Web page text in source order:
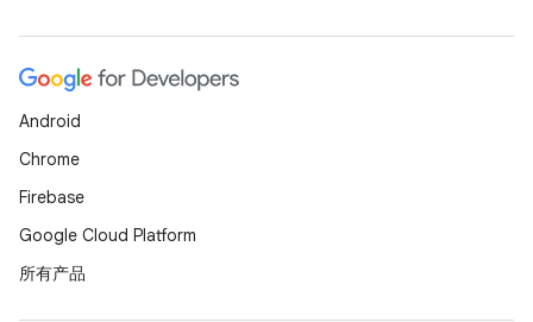
Android
Chrome
Firebase
Google Cloud Platform
所有产品